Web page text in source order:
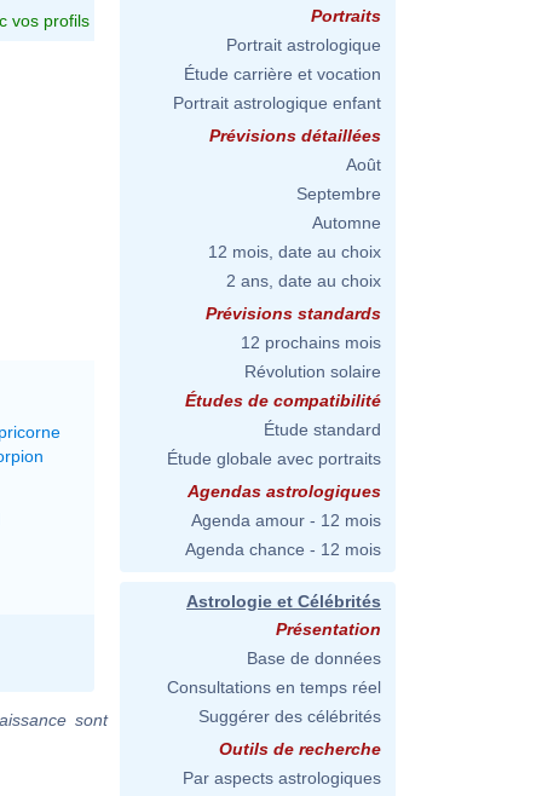
vos profils
sont
Portraits
Portrait astrologique
Étude carrière et vocation
Portrait astrologique enfant
Prévisions détaillées
Août
Septembre
Automne
12 mois, date au choix
2 ans, date au choix
Prévisions standards
12 prochains mois
Révolution solaire
Études de compatibilité
Étude standard
Étude globale avec portraits
Agendas astrologiques
Agenda amour - 12 mois
Agenda chance - 12 mois
Astrologie et Célébrités
Présentation
Base de données
Consultations en temps réel
Suggérer des célébrités
Outils de recherche
Par aspects astrologiques